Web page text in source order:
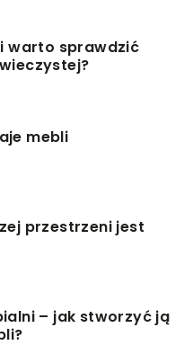
warto sprawdzić
mebli
przestrzeni jest
– jak stworzyć ją